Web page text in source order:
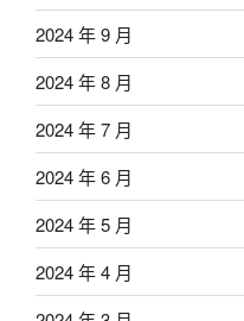
2024 年 9 月
2024 年 8 月
2024 年 7 月
2024 年 6 月
2024 年 5 月
2024 年 4 月